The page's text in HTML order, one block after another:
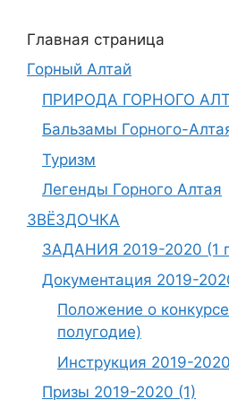
Главная страница
Горный Алтай
ПРИРОДА ГОРНОГО
Бальзамы Горного-
Туризм
Легенды Горного Алтая
ЗВЁЗДОЧКА
ЗАДАНИЯ 2019-2020 (1
Документация 2019-
Положение о
полугодие)
Инструкция 2019-
Призы 2019-2020 (1)